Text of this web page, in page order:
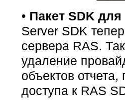
• Пакет SDK
Server SDK
сервера RAS.
удаление
объектов
доступа к RAS